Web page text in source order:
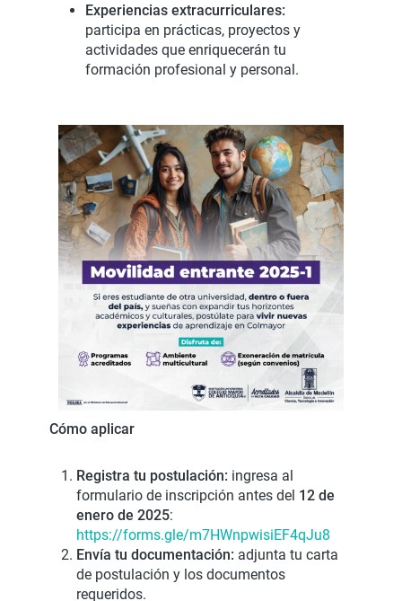
Experiencias extracurriculares:
participa en prácticas, proyectos y
actividades que enriquecerán tu
formación profesional y personal.
Cómo aplicar
Registra tu postulación: ingresa al
formulario de inscripción antes del 12 de
enero de 2025:
https://forms.gle/m7HWnpwisiEF4qJu8
Envía tu documentación: adjunta tu carta
de postulación y los documentos
requeridos.